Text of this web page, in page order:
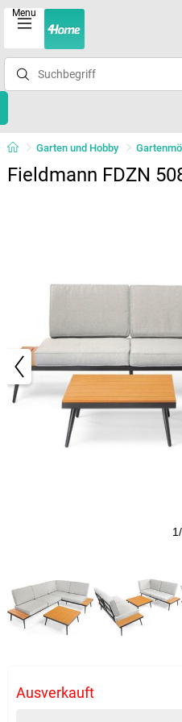
Menu
Garten und Hobby
Fieldmann FDZN
Ausverkauft